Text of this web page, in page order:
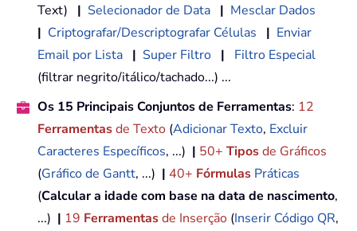
Text) | Selecionador de Data | Mesclar Dados
| Criptografar/Descriptografar Células | Enviar
Email por Lista | Super Filtro |
Filtro Especial
(filtrar negrito/itálico/tachado...) ...
Os 15 Principais Conjuntos de Ferramentas: 12
Ferramentasde Texto (Adicionar Texto, Excluir
Caracteres Específicos, ...) | 50+ Tiposde Gráficos
(Gráfico de Gantt, ...) | 40+ Fórmulas Práticas
(Calcular a idade com base na data de nascimento,
...) | 19 Ferramentasde Inserção (Inserir Código QR,